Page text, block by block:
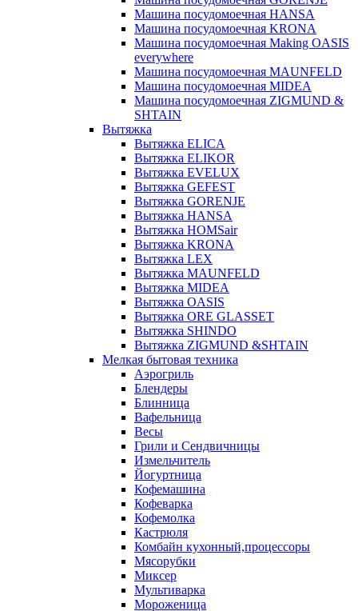
Машина посудомоечная HANSA
Машина посудомоечная KRONA
Машина посудомоечная Making OASIS
everywhere
Машина посудомоечная MAUNFELD
Машина посудомоечная MIDEA
Машина посудомоечная ZIGMUND &
SHTAIN
Вытяжка
Вытяжка ELICA
Вытяжка ELIKOR
Вытяжка EVELUX
Вытяжка GEFEST
Вытяжка GORENJE
Вытяжка HANSA
Вытяжка HOMSair
Вытяжка KRONA
Вытяжка LEX
Вытяжка MAUNFELD
Вытяжка MIDEA
Вытяжка OASIS
Вытяжка ORE GLASSET
Вытяжка SHINDO
Вытяжка ZIGMUND &SHTAIN
Мелкая бытовая техника
Аэрогриль
Блендеры
Блинница
Вафельница
Весы
Грили и Сендвичницы
Измельчитель
Йогуртница
Кофемашина
Кофеварка
Кофемолка
Кастрюля
Комбайн кухонный,процессоры
Мясорубки
Миксер
Мультиварка
Мороженица